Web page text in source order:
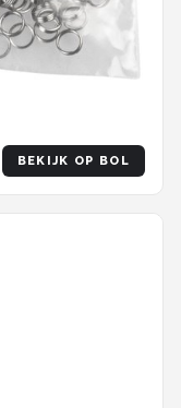
BEKIJK OP BOL